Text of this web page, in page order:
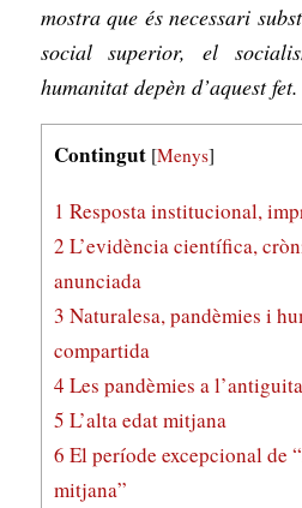
mostra que és necessari
social superior, el
humanitat depèn d’aquest fet.
Contingut [Menys]
1 Resposta institucional,
2 L’evidència científica,
anunciada
3 Naturalesa, pandèmies i
compartida
4 Les pandèmies a
5 L’alta edat mitjana
6 El període excepcional de
mitjana”